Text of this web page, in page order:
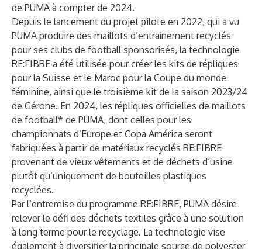
de PUMA à compter de 2024.
Depuis le lancement du projet pilote en 2022, qui a vu
PUMA produire des maillots d’entraînement recyclés
pour ses clubs de football sponsorisés, la technologie
RE:FIBRE a été utilisée pour créer les kits de répliques
pour la Suisse et le Maroc pour la Coupe du monde
féminine, ainsi que le troisième kit de la saison 2023/24
de Gérone. En 2024, les répliques officielles de maillots
de football* de PUMA, dont celles pour les
championnats d’Europe et Copa América seront
fabriquées à partir de matériaux recyclés RE:FIBRE
provenant de vieux vêtements et de déchets d’usine
plutôt qu’uniquement de bouteilles plastiques
recyclées.
Par l’entremise du programme RE:FIBRE, PUMA désire
relever le défi des déchets textiles grâce à une solution
à long terme pour le recyclage. La technologie vise
également à diversifier la principale source de polyester